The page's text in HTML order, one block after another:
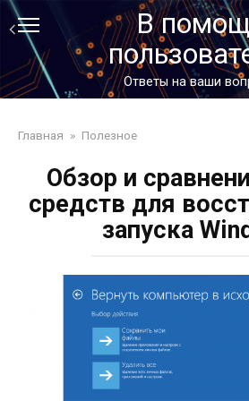
Перейти
контенту
В
Ответы на ваши
Главная » Полезное
Обзор и
средств для
запуска